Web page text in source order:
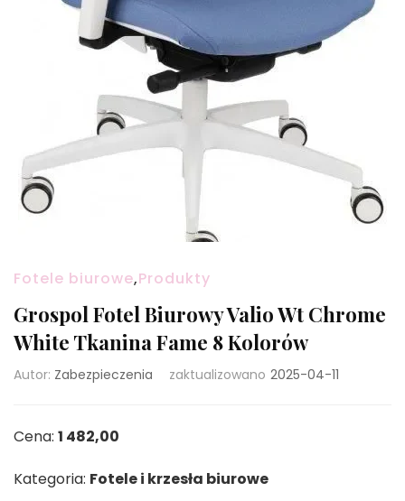
Fotele biurowe,Produkty
Grospol Fotel Biurowy Valio Wt Chrome
White Tkanina Fame 8 Kolorów
Autor: Zabezpieczenia zaktualizowano 2025-04-11
Cena: 1 482,00
Kategoria: Fotele i krzesła biurowe